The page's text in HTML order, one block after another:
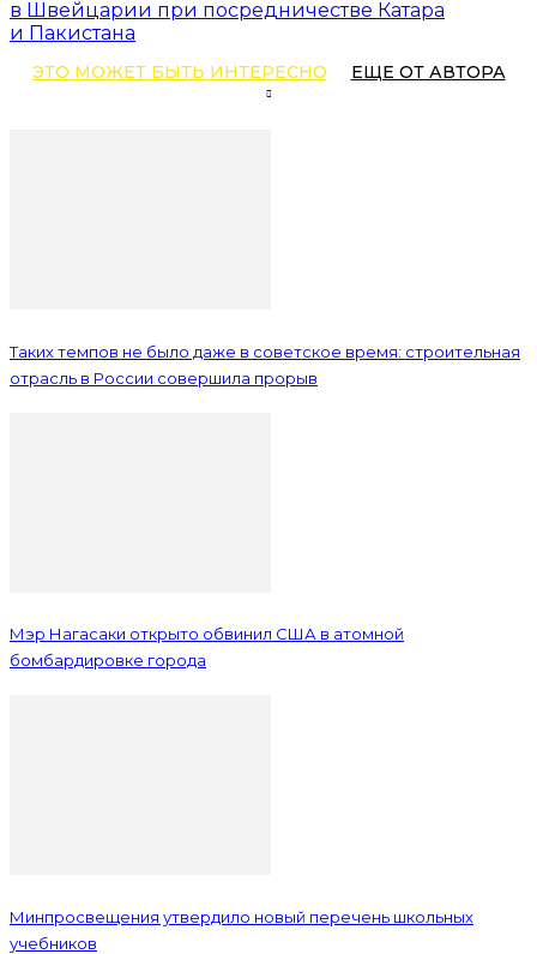
в Швейцарии при посредничестве Катара
и Пакистана
ЭТО МОЖЕТ БЫТЬ ИНТЕРЕСНО ЕЩЕ ОТ АВТОРА
Таких темпов не было даже в советское время: строительная
отрасль в России совершила прорыв
Мэр Нагасаки открыто обвинил США в атомной
бомбардировке города
Минпросвещения утвердило новый перечень школьных
учебников